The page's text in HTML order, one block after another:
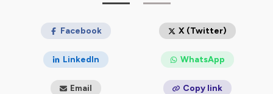
Hébergé par Ausha. Visitez
ausha.co/politique-de-
Facebook X (Twitter)
LinkedIn WhatsApp
Email Copy link